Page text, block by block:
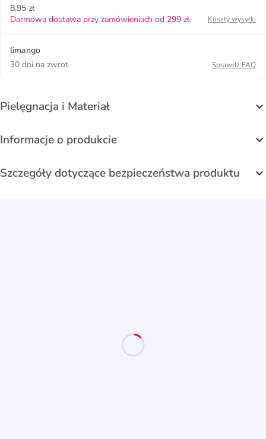
8,95 zł
Darmowa dostawa przy zamówieniach od 299 zł
Koszty wysyłki
limango
30 dni na zwrot
Sprawdź FAQ
Pielęgnacja i Materiał
Informacje o produkcie
Szczegóły dotyczące bezpieczeństwa produktu